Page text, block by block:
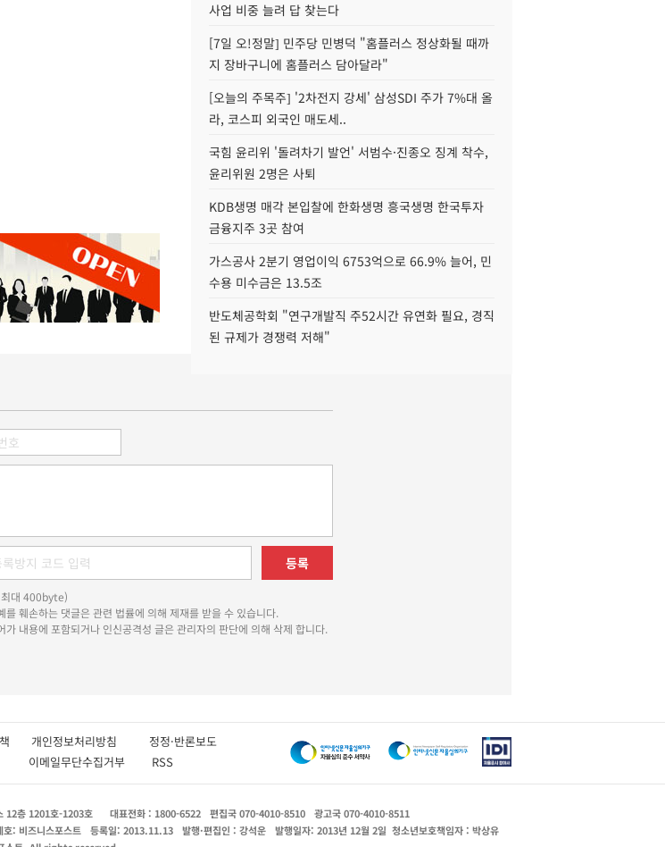
사업 비중 늘려 답 찾는다
[7일 오!정말] 민주당 민병덕 "홈플러스 정상화될 때까
지 장바구니에 홈플러스 담아달라"
[오늘의 주목주] '2차전지 강세' 삼성SDI 주가 7%대 올
라, 코스피 외국인 매도세..
국힘 윤리위 '돌려차기 발언' 서범수·진종오 징계 착수,
윤리위원 2명은 사퇴
KDB생명 매각 본입찰에 한화생명 흥국생명 한국투자
금융지주 3곳 참여
가스공사 2분기 영업이익 6753억으로 66.9% 늘어, 민
수용 미수금은 13.5조
반도체공학회 "연구개발직 주52시간 유연화 필요, 경직
된 규제가 경쟁력 저해"
등록
대 400byte)
훼손하는 댓글은 관련 법률에 의해 제재를 받을 수 있습니다.
내용에 포함되거나 인신공격성 글은 관리자의 판단에 의해 삭제 합니다.
책 개인정보처리방침 정정·반론보도
이메일무단수집거부 RSS
12층 1201호-1203호 대표전화 : 1800-6522 편집국 070-4010-8510
광고국 070-4010-8511
호: 비즈니스포스트 등록일: 2013.11.13 발행·편집인 : 강석운 발행일자: 2013년 12월 2일 청소년보호책임자 : 박상유